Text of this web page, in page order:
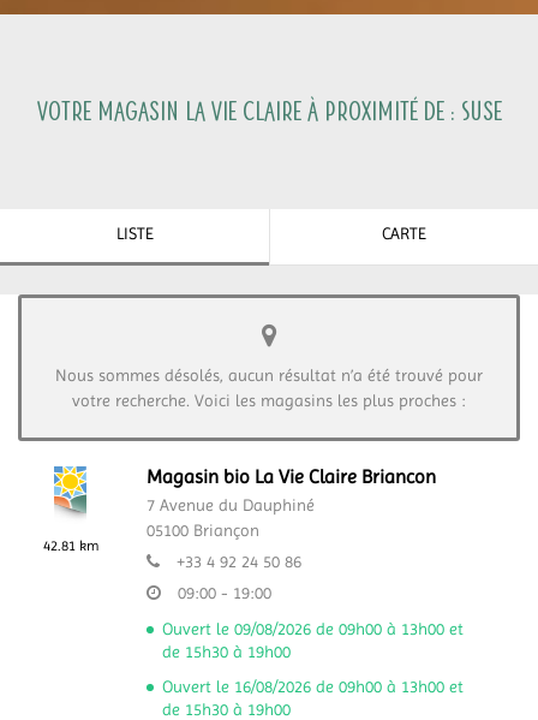
Votre magasin La Vie Claire à proximité de : Suse
LISTE CARTE
Nous sommes désolés, aucun résultat n’a été trouvé pour
votre recherche. Voici les magasins les plus proches :
42.81 km
Magasin bio La Vie Claire Briancon
7 Avenue du Dauphiné
05100 Briançon
+33 4 92 24 50 86
09:00 - 19:00
Ouvert le 09/08/2026 de 09h00 à 13h00 et
de 15h30 à 19h00
Ouvert le 16/08/2026 de 09h00 à 13h00 et
de 15h30 à 19h00